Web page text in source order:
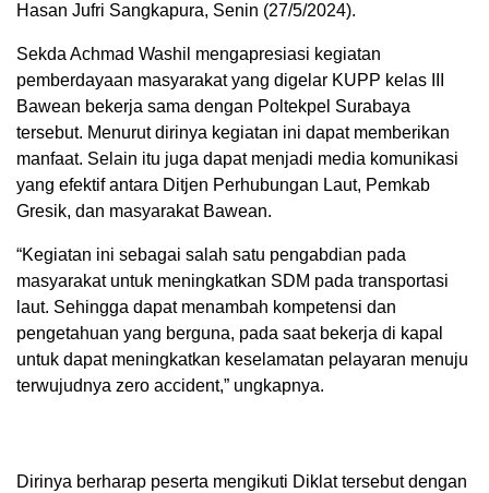
Hasan Jufri Sangkapura, Senin (27/5/2024).
Sekda Achmad Washil mengapresiasi kegiatan
pemberdayaan masyarakat yang digelar KUPP kelas III
Bawean bekerja sama dengan Poltekpel Surabaya
tersebut. Menurut dirinya kegiatan ini dapat memberikan
manfaat. Selain itu juga dapat menjadi media komunikasi
yang efektif antara Ditjen Perhubungan Laut, Pemkab
Gresik, dan masyarakat Bawean.
“Kegiatan ini sebagai salah satu pengabdian pada
masyarakat untuk meningkatkan SDM pada transportasi
laut. Sehingga dapat menambah kompetensi dan
pengetahuan yang berguna, pada saat bekerja di kapal
untuk dapat meningkatkan keselamatan pelayaran menuju
terwujudnya zero accident,” ungkapnya.
Dirinya berharap peserta mengikuti Diklat tersebut dengan